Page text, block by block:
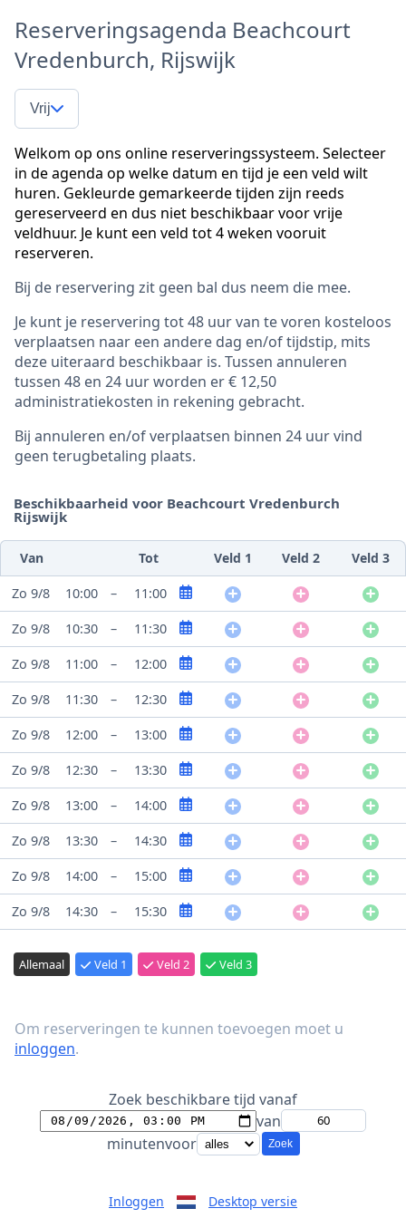
Reserveringsagenda Beachcourt
Vredenburch, Rijswijk
Vrij
Welkom op ons online reserveringssysteem. Selecteer
in de agenda op welke datum en tijd je een veld wilt
huren. Gekleurde gemarkeerde tijden zijn reeds
gereserveerd en dus niet beschikbaar voor vrije
veldhuur. Je kunt een veld tot 4 weken vooruit
reserveren.
Bij de reservering zit geen bal dus neem die mee.
Je kunt je reservering tot 48 uur van te voren kosteloos
verplaatsen naar een andere dag en/of tijdstip, mits
deze uiteraard beschikbaar is. Tussen annuleren
tussen 48 en 24 uur worden er € 12,50
administratiekosten in rekening gebracht.
Bij annuleren en/of verplaatsen binnen 24 uur vind
geen terugbetaling plaats.
Beschikbaarheid voor Beachcourt Vredenburch
Rijswijk
Van Tot Veld 1 Veld 2 Veld 3
Zo 9/8 10:00 – 11:00
Zo 9/8 10:30 – 11:30
Zo 9/8 11:00 – 12:00
Zo 9/8 11:30 – 12:30
Zo 9/8 12:00 – 13:00
Zo 9/8 12:30 – 13:30
Zo 9/8 13:00 – 14:00
Zo 9/8 13:30 – 14:30
Zo 9/8 14:00 – 15:00
Zo 9/8 14:30 – 15:30
Allemaal Veld 1 Veld 2 Veld 3
Om reserveringen te kunnen toevoegen moet u
inloggen.
Zoek beschikbare tijd vanaf
van
minutenvoor Zoek
Inloggen Desktop versie